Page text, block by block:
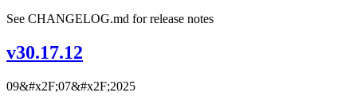
See CHANGELOG.md for release notes
v30.17.12
09&#x2F;07&#x2F;2025